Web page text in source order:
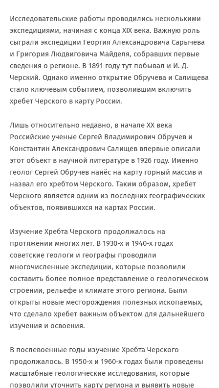
Исследовательские работы проводились несколькими
экспедициями, начиная с конца XIX века. Важную роль
сыграли экспедиции Георгия Александровича Сарычева
и Григория Людвиговича Майделя, собравших первые
сведения о регионе. В 1891 году тут побывал и И. Д.
Черский. Однако именно открытие Обручева и Салищева
стало ключевым событием, позволившим включить
хребет Черского в карту России.
Лишь относительно недавно, в начале XX века
Российские ученые Сергей Владимирович Обручев и
Константин Александрович Салищев впервые описали
этот объект в научной литературе в 1926 году. Именно
геолог Сергей Обручев нанёс на карту горный массив и
назвал его хребтом Черского. Таким образом, хребет
Черского является одним из последних географических
объектов, появившихся на картах России.
Изучение Хребта Черского продолжалось на
протяжении многих лет. В 1930-х и 1940-х годах
советские геологи и географы проводили
многочисленные экспедиции, которые позволили
составить более полное представление о геологическом
строении, рельефе и климате этого региона. Были
открыты новые месторождения полезных ископаемых,
что сделало хребет важным объектом для дальнейшего
изучения и освоения.
В послевоенные годы изучение Хребта Черского
продолжалось. В 1950-х и 1960-х годах были проведены
масштабные геологические исследования, которые
позволили уточнить карту региона и выявить новые